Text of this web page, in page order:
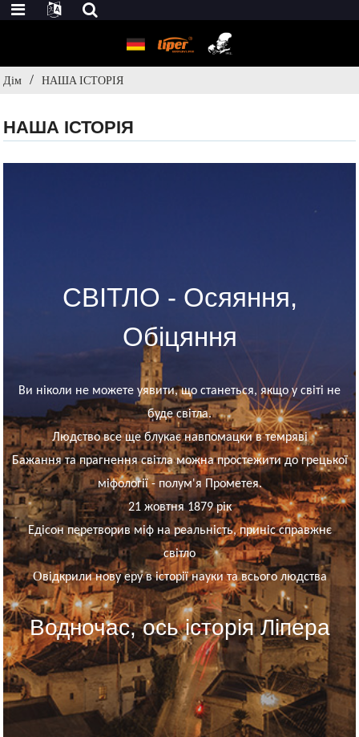
Дім НАША ІСТОРІЯ
НАША ІСТОРІЯ
СВІТЛО - Осяяння,
Обіцяння
Ви ніколи не можете уявити, що станеться, якщо у світі не
буде світла.
Людство все ще блукає навпомацки в темряві
Бажання та прагнення світла можна простежити до грецької
міфології - полум'я Прометея.
21 жовтня 1879 рік
Едісон перетворив міф на реальність, приніс справжнє
світло
Oвідкрили нову еру в історії науки та всього людства
Водночас, ось історія Ліпера